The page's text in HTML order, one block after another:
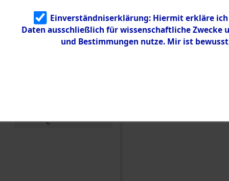
Identifizierun
g
5.3.3
Todesmärsch
e
Einverständniserklärung: Hiermit erkläre
Daten ausschließlich für wissenschaftliche
und Bestimmungen nutze. Mir ist